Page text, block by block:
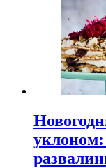
уклоном: